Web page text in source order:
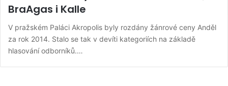
BraAgas i Kalle
V pražském Paláci Akropolis byly rozdány žánrové ceny Anděl
za rok 2014. Stalo se tak v devíti kategoriích na základě
hlasování odborníků.…